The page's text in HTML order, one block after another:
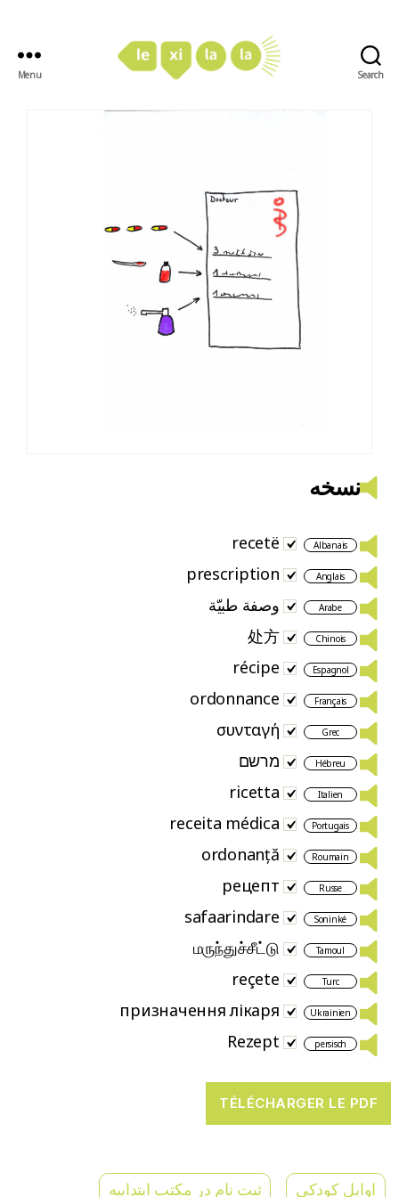
Search
Menu
نسخه
Albanais
recetë
Anglais
prescription
Arabe وصفة طبيّة
Chinois
处方
Espagnol
récipe
Français
ordonnance
Grec
συνταγή
Hébreu מרשם
Italien
ricetta
Portugais
receita médica
Roumain
ordonanță
Russe
рецепт
Soninké
safaarindare
Tamoul
மருந்துச்சீட்டு
Turc
reçete
Ukrainien
призначення лікаря
persisch
Rezept
اوایل کودکی ثبت نام در مکتب ابتداییه